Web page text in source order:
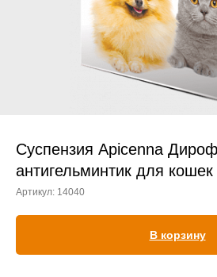
Лечение шиншилл
Суспензия Apicenna
антигельминтик для
Артикул: 14040
В корзину